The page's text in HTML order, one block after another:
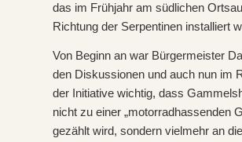
das im Frühjahr am südlichen
Richtung der Serpentinen installiert
Von Beginn an war Bürgermeister
den Diskussionen und auch nun im
der Initiative wichtig, dass
nicht zu einer „motorradhassenden
gezählt wird, sondern vielmehr an